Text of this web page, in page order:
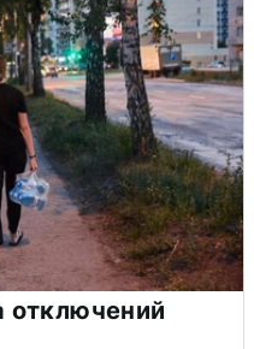
отключений